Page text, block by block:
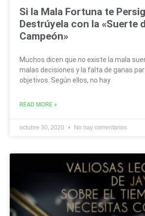
Si la Mala Fortuna te
Destrúyela con la «Suerte
Campeón»
Muchos dicen que no existe la mala
malas decisiones y la falta de ganas
objetivos. Según ellos, no hay
READ MORE »
octubre 30, 2020 No hay comentarios